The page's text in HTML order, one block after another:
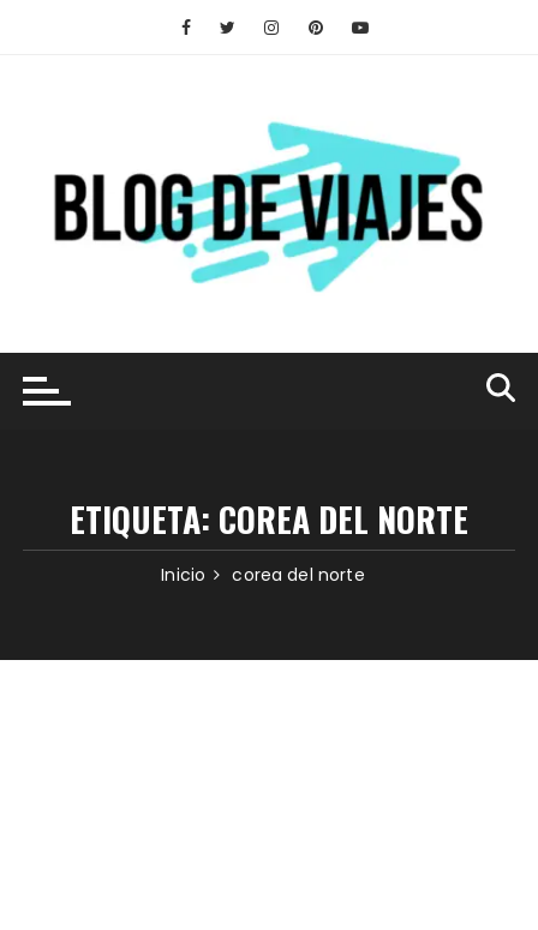
ETIQUETA: COREA DEL NORTE
Inicio corea del norte